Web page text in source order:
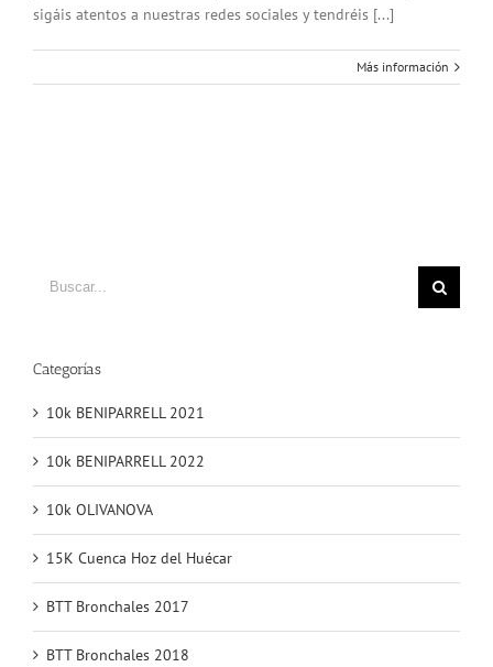
sigáis atentos a nuestras redes sociales y tendréis [...]
Más información
Buscar
Categorías
10k BENIPARRELL 2021
10k BENIPARRELL 2022
10k OLIVANOVA
15K Cuenca Hoz del Huécar
BTT Bronchales 2017
BTT Bronchales 2018